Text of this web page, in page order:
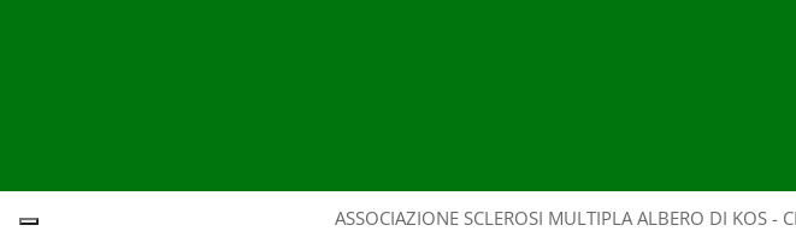
ASSOCIAZIONE SCLEROSI MULTIPLA ALBERO DI